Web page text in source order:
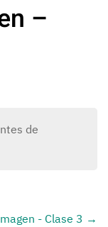
–
de
- Clase 3